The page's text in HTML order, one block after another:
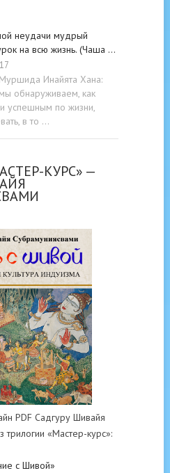
неудачи мудрый
на всю жизнь. (Чаша …
Инайята Хана:
обнаруживаем, как
успешным по жизни,
в то …
КУРС» —
PDF Садгуру Шивайя
трилогии «Мастер-курс»:
с Шивой»